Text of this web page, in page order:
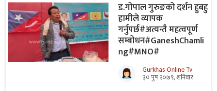
ड.गोपाल गुरुङको दर्शन हुबहु
हामीले व्यापक
गर्नुपर्छ#अत्यन्तै महत्वपूर्ण
सम्बोधन#GaneshChamli
ng#MNO#
Gurkhas Online Tv
३० पुष २०७९, शनिवार